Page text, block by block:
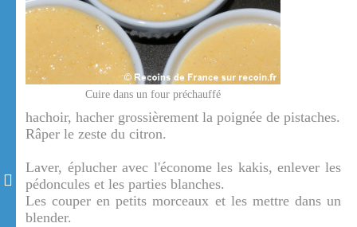
Cuire dans un four préchauffé
hachoir, hacher grossièrement la poignée de pistaches.
Râper le zeste du citron.
Laver, éplucher avec l'économe les kakis, enlever les
pédoncules et les parties blanches.
Les couper en petits morceaux et les mettre dans un
blender.